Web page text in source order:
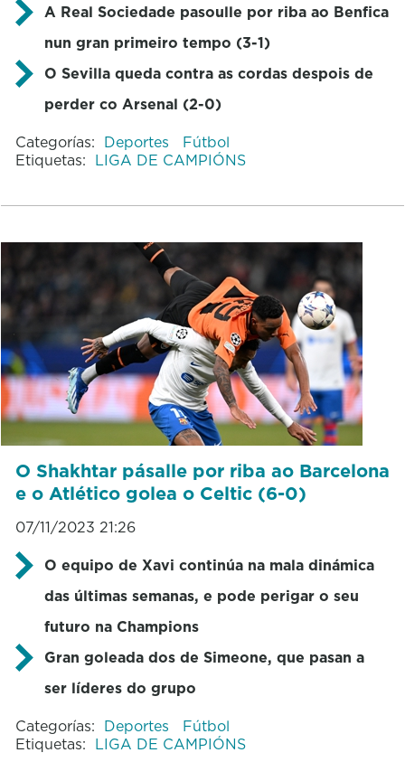
A Real Sociedade pasoulle por riba ao Benfica
nun gran primeiro tempo (3-1)
O Sevilla queda contra as cordas despois de
perder co Arsenal (2-0)
Categorías: Deportes
Fútbol
Etiquetas: LIGA DE CAMPIÓNS
O Shakhtar pásalle por riba ao Barcelona
e o Atlético golea o Celtic (6-0)
07/11/2023 21:26
O equipo de Xavi continúa na mala dinámica
das últimas semanas, e pode perigar o seu
futuro na Champions
Gran goleada dos de Simeone, que pasan a
ser líderes do grupo
Categorías: Deportes
Fútbol
Etiquetas: LIGA DE CAMPIÓNS